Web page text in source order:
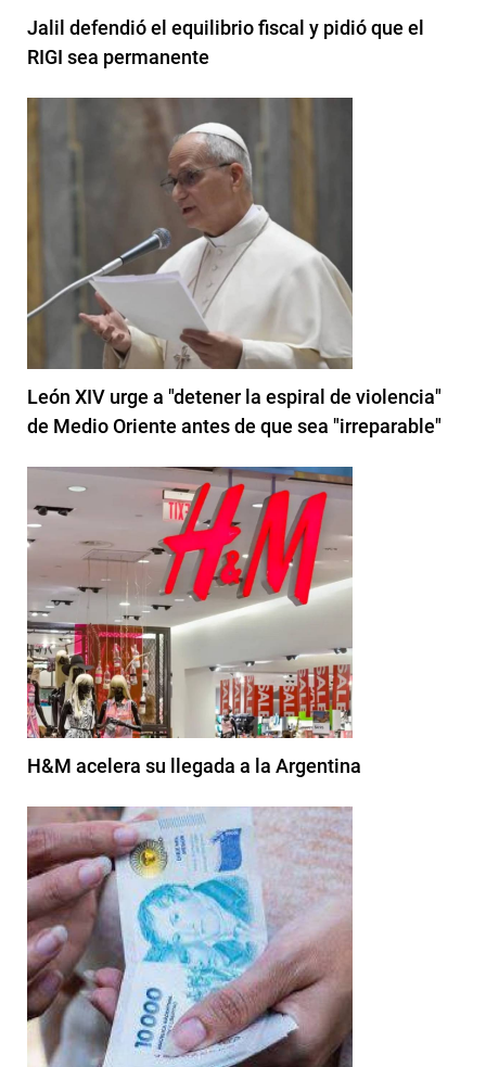
Jalil defendió el equilibrio fiscal y pidió que el
RIGI sea permanente
León XIV urge a "detener la espiral de violencia"
de Medio Oriente antes de que sea "irreparable"
H&M acelera su llegada a la Argentina